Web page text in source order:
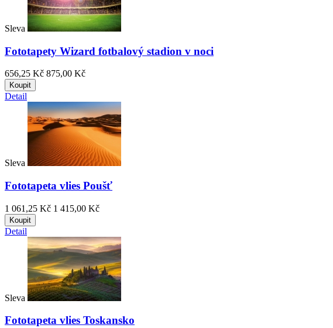
Sleva
Fototapety Wizard fotbalový stadion v noci
656,25 Kč 875,00 Kč
Koupit
Detail
Sleva
Fototapeta vlies Poušť
1 061,25 Kč 1 415,00 Kč
Koupit
Detail
Sleva
Fototapeta vlies Toskansko